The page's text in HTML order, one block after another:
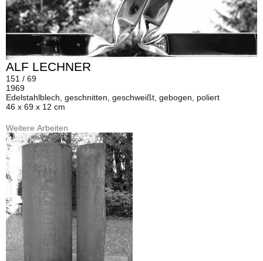
ALF LECHNER
151 / 69
1969
Edelstahlblech, geschnitten, geschweißt, gebogen, poliert
46 x 69 x 12 cm
Weitere Arbeiten